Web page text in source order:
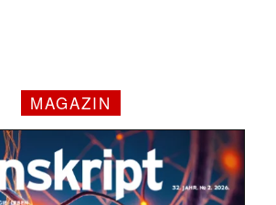
MAGAZIN